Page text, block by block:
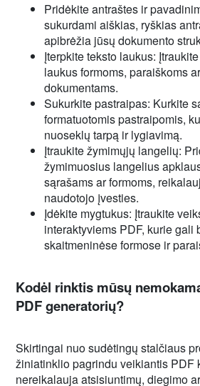
Pridėkite antraštes ir
sukurdami aiškias, ryškias
apibrėžia jūsų dokumento
Įterpkite teksto laukus:
laukus formoms, paraiškoms
dokumentams.
Sukurkite pastraipas: Kurkite
formatuotomis pastraipomis,
nuoseklų tarpą ir lygiavimą.
Įtraukite žymimųjų langelių:
žymimuosius langelius
sąrašams ar formoms,
naudotojo įvesties.
Įdėkite mygtukus: Įtraukite
interaktyviems PDF, kurie gali
skaitmeninėse formose ir
Kodėl rinktis mūsų
PDF generatorių?
Skirtingai nuo sudėtingų stalčiaus
žiniatinklio pagrindu veikiantis PDF
nereikalauja atsisiuntimų, diegimo